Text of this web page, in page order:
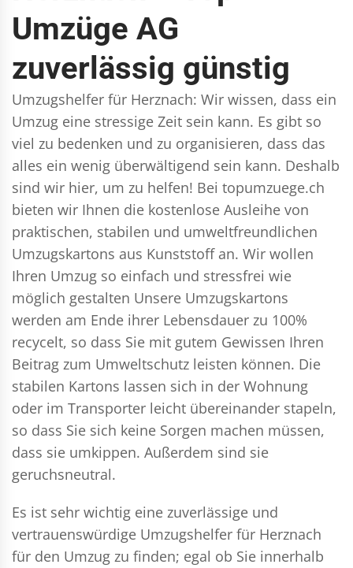
Umzüge AG
zuverlässig günstig
Umzugshelfer für Herznach: Wir wissen, dass ein
Umzug eine stressige Zeit sein kann. Es gibt so
viel zu bedenken und zu organisieren, dass das
alles ein wenig überwältigend sein kann. Deshalb
sind wir hier, um zu helfen! Bei topumzuege.ch
bieten wir Ihnen die kostenlose Ausleihe von
praktischen, stabilen und umweltfreundlichen
Umzugskartons aus Kunststoff an. Wir wollen
Ihren Umzug so einfach und stressfrei wie
möglich gestalten Unsere Umzugskartons
werden am Ende ihrer Lebensdauer zu 100%
recycelt, so dass Sie mit gutem Gewissen Ihren
Beitrag zum Umweltschutz leisten können. Die
stabilen Kartons lassen sich in der Wohnung
oder im Transporter leicht übereinander stapeln,
so dass Sie sich keine Sorgen machen müssen,
dass sie umkippen. Außerdem sind sie
geruchsneutral.
Es ist sehr wichtig eine zuverlässige und
vertrauenswürdige Umzugshelfer für Herznach
für den Umzug zu finden; egal ob Sie innerhalb